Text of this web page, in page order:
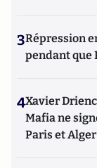
3Répression
pendant que
4Xavier
Mafia ne
Paris et Alger